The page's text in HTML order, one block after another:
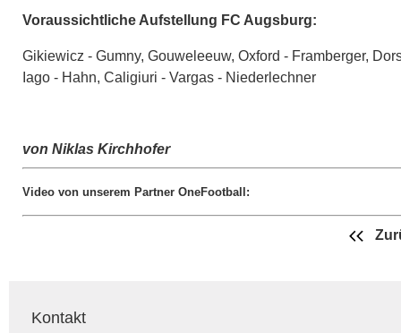
Voraussichtliche Aufstellung FC Augsburg:
Gikiewicz - Gumny, Gouweleeuw, Oxford - Framberger,
Iago - Hahn, Caligiuri - Vargas - Niederlechner
von Niklas Kirchhofer
Video von unserem Partner OneFootball:
Kontakt